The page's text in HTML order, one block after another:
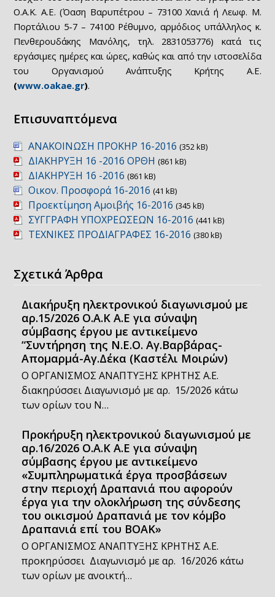
Ο.Α.Κ. Α.Ε. (Όαση Βαρυπέτρου – 73100 Χανιά ή Λεωφ. Μ.
Πορτάλιου 5-7 – 74100 Ρέθυμνο, αρμόδιος υπάλληλος κ.
Πενθερουδάκης Μανόλης, τηλ. 2831053776) κατά τις
εργάσιμες ημέρες και ώρες, καθώς και από την ιστοσελίδα
του Οργανισμού Ανάπτυξης Κρήτης Α.Ε.
(www.oakae.gr).
Επισυναπτόμενα
ΑΝΑΚΟΙΝΩΣΗ ΠΡΟΚΗΡ 16-2016 (352 kB)
ΔΙΑΚΗΡΥΞΗ 16 -2016 ΟΡΘΗ (861 kB)
ΔΙΑΚΗΡΥΞΗ 16 -2016 (861 kB)
Οικον. Προσφορά 16-2016 (41 kB)
Προεκτίμηση Αμοιβής 16-2016 (345 kB)
ΣΥΓΓΡΑΦΗ ΥΠΟΧΡΕΩΣΕΩΝ 16-2016 (441 kB)
ΤΕΧΝΙΚΕΣ ΠΡΟΔΙΑΓΡΑΦΕΣ 16-2016 (380 kB)
Σχετικά Άρθρα
Διακήρυξη ηλεκτρονικού διαγωνισμού με
αρ.15/2026 Ο.Α.Κ Α.Ε για σύναψη
σύμβασης έργου με αντικείμενο
“Συντήρηση της Ν.Ε.Ο. Αγ.Βαρβάρας-
Απομαρμά-Αγ.Δέκα (Καστέλι Μοιρών)
Ο ΟΡΓΑΝΙΣΜΟΣ ΑΝΑΠΤΥΞΗΣ ΚΡΗΤΗΣ Α.Ε.
διακηρύσσει Διαγωνισμό με αρ. 15/2026 κάτω
των ορίων του Ν…
Προκήρυξη ηλεκτρονικού διαγωνισμού με
αρ.16/2026 Ο.Α.Κ Α.Ε για σύναψη
σύμβασης έργου με αντικείμενο
«Συμπληρωματικά έργα προσβάσεων
στην περιοχή Δραπανιά που αφορούν
έργα για την ολοκλήρωση της σύνδεσης
του οικισμού Δραπανιά με τον κόμβο
Δραπανιά επί του ΒΟΑΚ»
Ο ΟΡΓΑΝΙΣΜΟΣ ΑΝΑΠΤΥΞΗΣ ΚΡΗΤΗΣ Α.Ε.
προκηρύσσει Διαγωνισμό με αρ. 16/2026 κάτω
των ορίων με ανοικτή…